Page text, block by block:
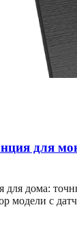
для
для дома:
модели с